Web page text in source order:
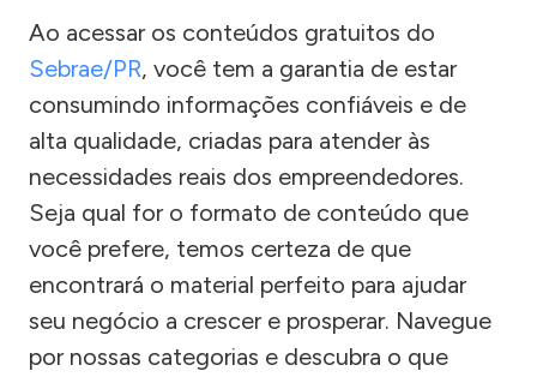
Ao acessar os conteúdos gratuitos do
Sebrae/PR, você tem a garantia de estar
consumindo informações confiáveis e de
alta qualidade, criadas para atender às
necessidades reais dos empreendedores.
Seja qual for o formato de conteúdo que
você prefere, temos certeza de que
encontrará o material perfeito para ajudar
seu negócio a crescer e prosperar. Navegue
por nossas categorias e descubra o que